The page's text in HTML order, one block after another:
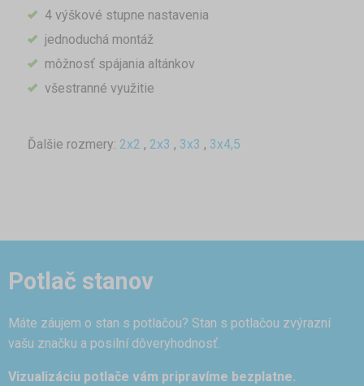
4 výškové stupne nastavenia
jednoduchá montáž
môžnosť spájania altánkov
všestranné využitie
Ďalšie rozmery: 2x2 , 2x3 , 3x3 , 3x4,5
Potlač stanov
Máte záujem o stan s potlačou? Stan s potlačou zvýrazní
vašu značku a posilní dôveryhodnosť.
Vizualizáciu potlače vám pripravíme bezplatne.